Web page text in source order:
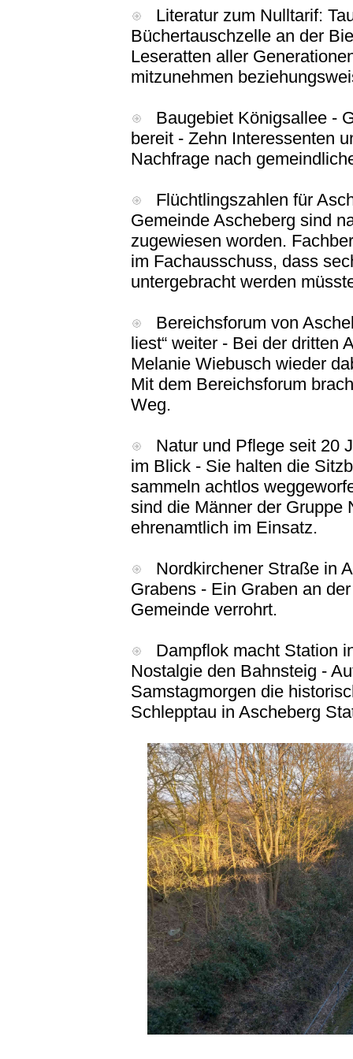
Literatur zum Nulltarif:
Büchertauschzelle an der
Leseratten aller
mitzunehmen
Baugebiet Königsallee -
bereit - Zehn Interessenten
Nachfrage nach
Flüchtlingszahlen für
Gemeinde Ascheberg sind
zugewiesen worden.
im Fachausschuss, dass
untergebracht werden
Bereichsforum von
liest“ weiter - Bei der dritten
Melanie Wiebusch wieder
Mit dem Bereichsforum
Weg.
Natur und Pflege seit 20
im Blick - Sie halten die
sammeln achtlos
sind die Männer der Gruppe
ehrenamtlich im Einsatz.
Nordkirchener Straße in
Grabens - Ein Graben an
Gemeinde verrohrt.
Dampflok macht Station
Nostalgie den Bahnsteig -
Samstagmorgen die
Schlepptau in Ascheberg